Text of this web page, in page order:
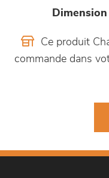
Dimension
Ce produit
commande dans